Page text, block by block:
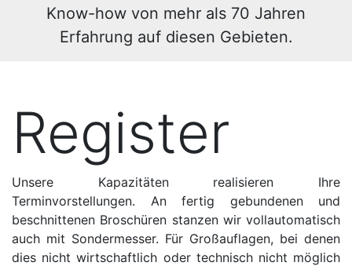
Know-how von mehr als 70 Jahren
Erfahrung auf diesen Gebieten.
Register
Unsere Kapazitäten realisieren Ihre
Terminvorstellungen. An fertig gebundenen und
beschnittenen Broschüren stanzen wir vollautomatisch
auch mit Sondermesser. Für Großauflagen, bei denen
dies nicht wirtschaftlich oder technisch nicht möglich